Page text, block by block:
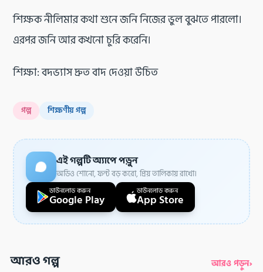
শিক্ষক নীলিমার কথা শুনে জনি নিজের ভুল বুঝতে পারলো।
এরপর জনি আর কখনো চুরি করেনি।
শিক্ষা: বদভ্যাস দ্রুত বাদ দেওয়া উচিত
গল্প শিক্ষণীয় গল্প
এই গল্পটি অ্যাপে পড়ুন
অডিও শোনো, ফন্ট বড় করো, প্রিয় তালিকায় রাখো।
ডাউনলোড করুন
Google Play
ডাউনলোড করুন
App Store
আরও গল্প আরও পড়ুন›